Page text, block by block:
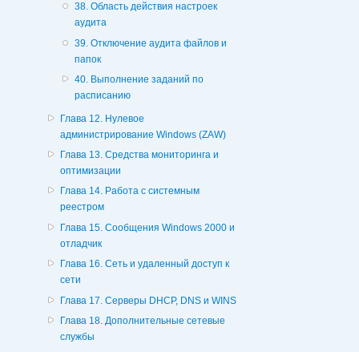
38. Область действия настроек
аудита
39. Отключение аудита файлов и
папок
40. Выполнение заданий по
расписанию
Глава 12. Нулевое
администрирование Windows (ZAW)
Глава 13. Средства мониторинга и
оптимизации
Глава 14. Работа с системным
реестром
Глава 15. Сообщения Windows 2000 и
отладчик
Глава 16. Сеть и удаленный доступ к
сети
Глава 17. Серверы DHCP, DNS и WINS
Глава 18. Дополнительные сетевые
службы